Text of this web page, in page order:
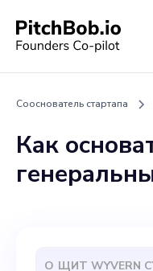
Сооснователь стартапа
Как
О ЩИТ WYVERN